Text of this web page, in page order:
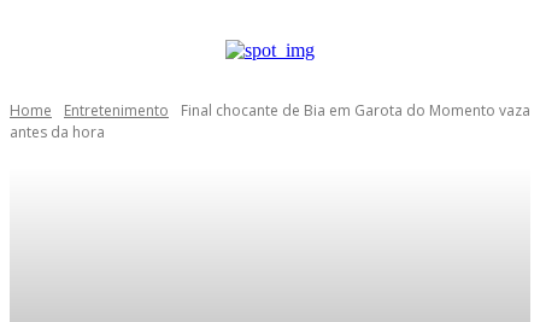
Home Entretenimento
Final chocante de Bia em Garota do Momento vaza
antes da hora